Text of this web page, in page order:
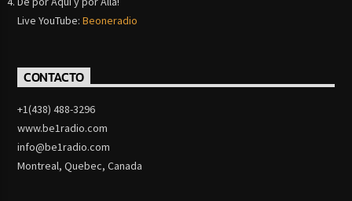
Live YouTube:Beoneradio
CONTACTO
+1(438) 488-3296
www.be1radio.com
info@be1radio.com
Montreal, Quebec, Canada